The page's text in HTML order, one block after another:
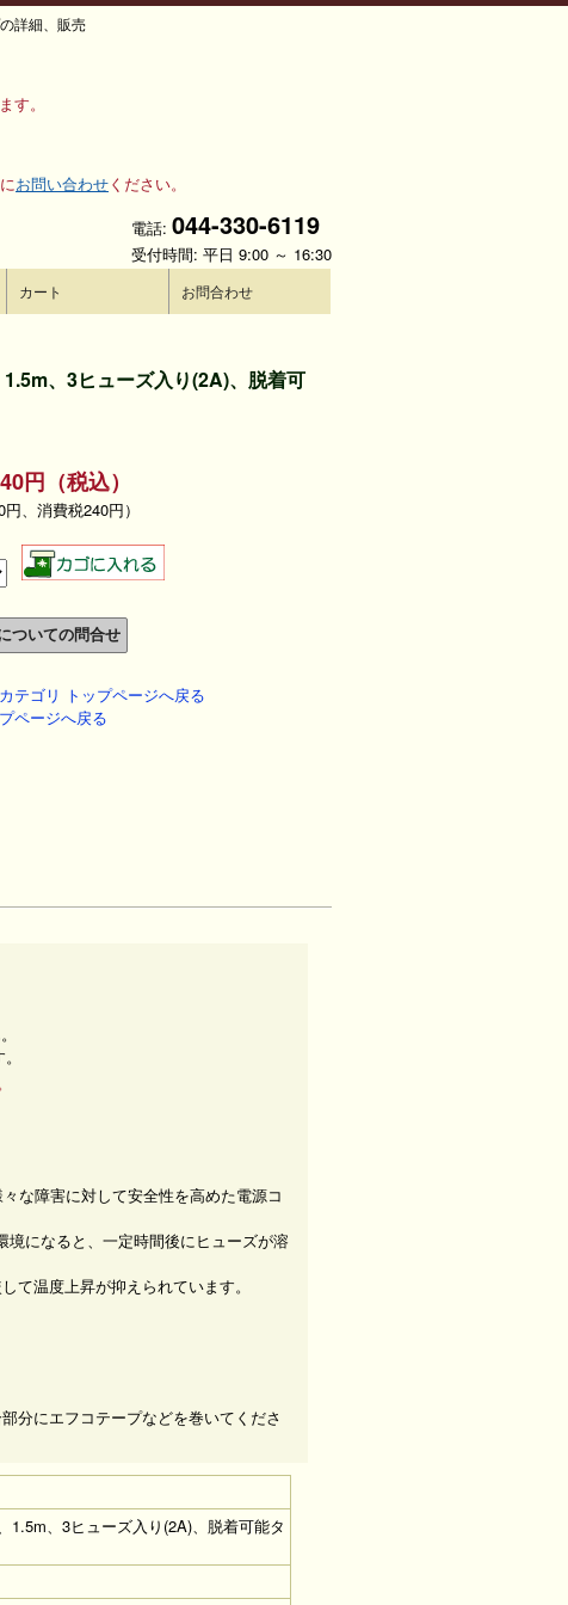
詳細、販売
。
お問い合わせください。
電話: 044-330-6119
受付時間: 平日 9:00 ～ 16:30
カート お問合わせ
、3ヒューズ入り(2A)、脱着可
円（税込）
円、消費税240円）
テゴリ トップページへ戻る
ページへ戻る
な障害に対して安全性を高めた電源コ
になると、一定時間後にヒューズが溶
て温度上昇が抑えられています。
分にエフコテープなどを巻いてくださ
1.5m、3ヒューズ入り(2A)、脱着可能タ